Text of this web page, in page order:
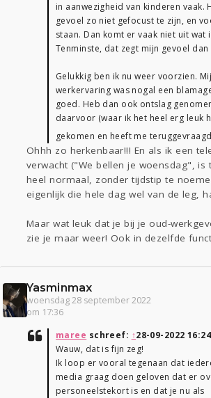
in aanwezigheid van kinderen vaak.
gevoel zo niet gefocust te zijn, en
staan. Dan komt er vaak niet uit wat
Tenminste, dat zegt mijn gevoel dan
Gelukkig ben ik nu weer voorzien.
werkervaring was nogal een
goed. Heb dan ook ontslag
daarvoor (waar ik het heel erg leuk
gekomen en heeft me teruggevraagd
Ohhh zo herkenbaar!!! En als ik een
verwacht ("We bellen je woensdag", is
heel normaal, zonder tijdstip te
eigenlijk die hele dag wel van de leg,
Maar wat leuk dat je bij je oud-
zie je maar weer! Ook in dezelfde
Yasminmax
woensdag 28 september 2022
om 17:36
maree schreef: ↑28-09-2022 16:24
Wauw, dat is fijn zeg!
Ik loop er vooral tegenaan dat
media graag doen geloven dat er
personeelstekort is en dat je nu als